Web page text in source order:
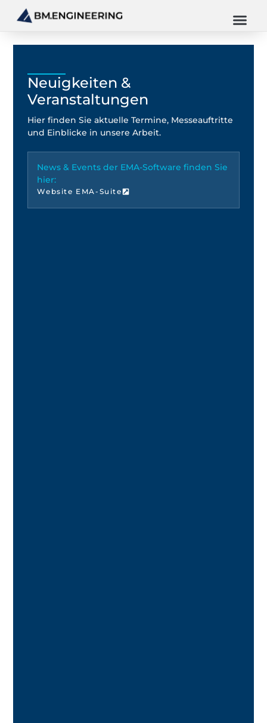
Neuigkeiten &
Veranstaltungen
Hier finden Sie aktuelle Termine, Messeauftritte
und Einblicke in unsere Arbeit.
News & Events der EMA-Software finden Sie
hier:
Website EMA-Suite